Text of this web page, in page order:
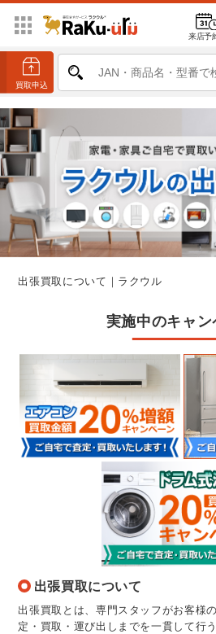
来店予
出張買取について｜ラクウル
実施中のキャン
出張買取について
出張買取とは、専門スタッフがお客様
定・買取・運び出しまでを一貫して行